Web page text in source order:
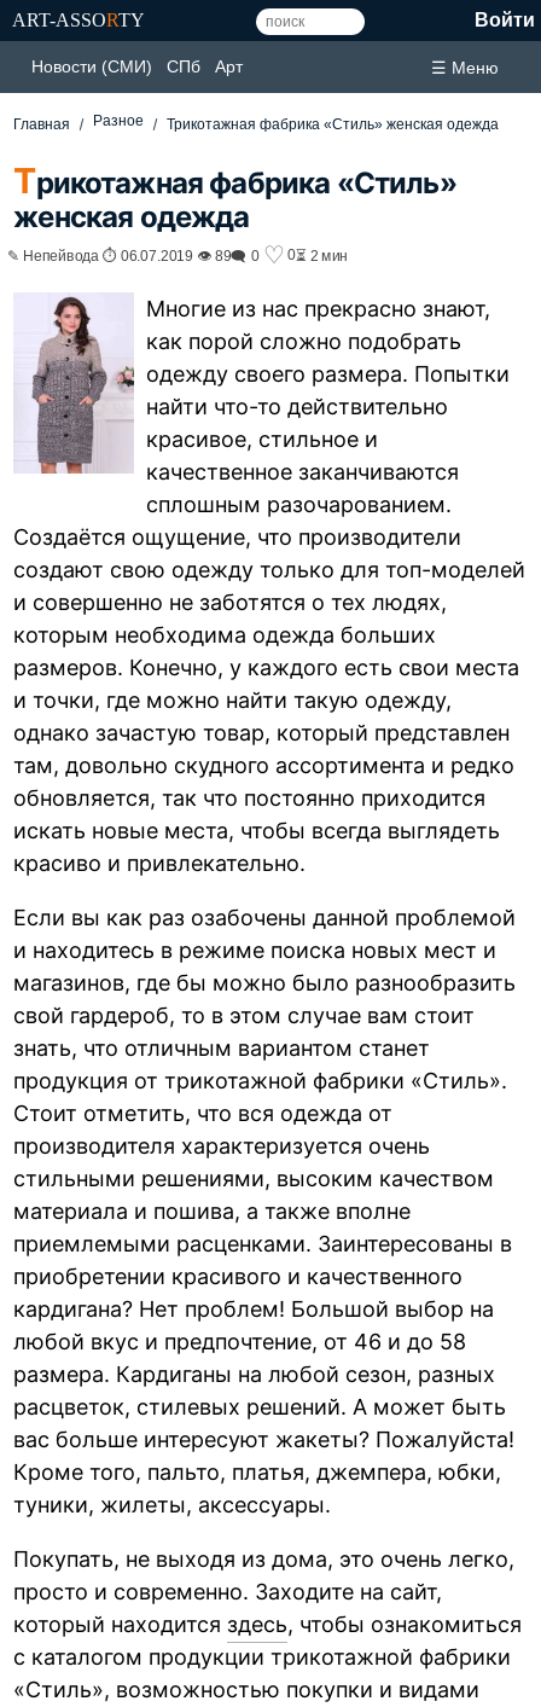
ART-ASSORTY Войти
Новости (СМИ) СПб Арт ☰ Меню
Главная Разное Трикотажная фабрика «Стиль» женская одежда
Трикотажная фабрика «Стиль»
женская одежда
✎ Непейвода ⏱ 06.07.2019 👁 89🗨 0 ♡ 0⏳ 2 мин
Многие из нас прекрасно знают,
как порой сложно подобрать
одежду своего размера. Попытки
найти что-то действительно
красивое, стильное и
качественное заканчиваются
сплошным разочарованием.
Создаётся ощущение, что производители
создают свою одежду только для топ-моделей
и совершенно не заботятся о тех людях,
которым необходима одежда больших
размеров. Конечно, у каждого есть свои места
и точки, где можно найти такую одежду,
однако зачастую товар, который представлен
там, довольно скудного ассортимента и редко
обновляется, так что постоянно приходится
искать новые места, чтобы всегда выглядеть
красиво и привлекательно.
Если вы как раз озабочены данной проблемой
и находитесь в режиме поиска новых мест и
магазинов, где бы можно было разнообразить
свой гардероб, то в этом случае вам стоит
знать, что отличным вариантом станет
продукция от трикотажной фабрики «Стиль».
Стоит отметить, что вся одежда от
производителя характеризуется очень
стильными решениями, высоким качеством
материала и пошива, а также вполне
приемлемыми расценками. Заинтересованы в
приобретении красивого и качественного
кардигана? Нет проблем! Большой выбор на
любой вкус и предпочтение, от 46 и до 58
размера. Кардиганы на любой сезон, разных
расцветок, стилевых решений. А может быть
вас больше интересуют жакеты? Пожалуйста!
Кроме того, пальто, платья, джемпера, юбки,
туники, жилеты, аксессуары.
Покупать, не выходя из дома, это очень легко,
просто и современно. Заходите на сайт,
который находится здесь, чтобы ознакомиться
с каталогом продукции трикотажной фабрики
«Стиль», возможностью покупки и видами